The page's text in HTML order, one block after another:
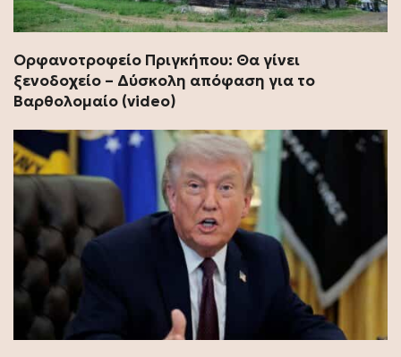
Ορφανοτροφείο Πριγκήπου: Θα γίνει
ξενοδοχείο – Δύσκολη απόφαση για το
Βαρθολομαίο (video)